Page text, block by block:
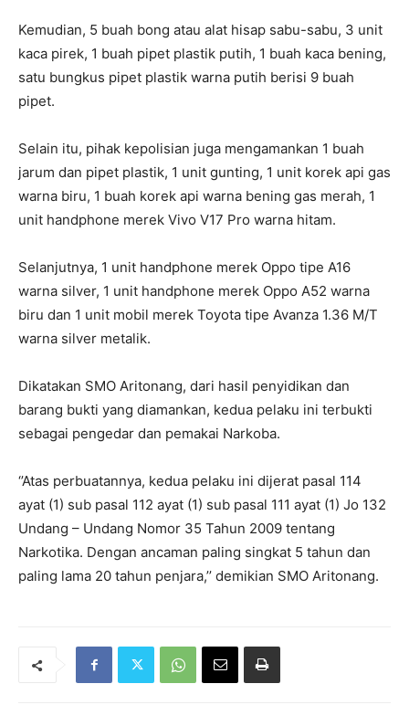
Kemudian, 5 buah bong atau alat hisap sabu-sabu, 3 unit
kaca pirek, 1 buah pipet plastik putih, 1 buah kaca bening,
satu bungkus pipet plastik warna putih berisi 9 buah
pipet.
Selain itu, pihak kepolisian juga mengamankan 1 buah
jarum dan pipet plastik, 1 unit gunting, 1 unit korek api gas
warna biru, 1 buah korek api warna bening gas merah, 1
unit handphone merek Vivo V17 Pro warna hitam.
Selanjutnya, 1 unit handphone merek Oppo tipe A16
warna silver, 1 unit handphone merek Oppo A52 warna
biru dan 1 unit mobil merek Toyota tipe Avanza 1.36 M/T
warna silver metalik.
Dikatakan SMO Aritonang, dari hasil penyidikan dan
barang bukti yang diamankan, kedua pelaku ini terbukti
sebagai pengedar dan pemakai Narkoba.
‘’Atas perbuatannya, kedua pelaku ini dijerat pasal 114
ayat (1) sub pasal 112 ayat (1) sub pasal 111 ayat (1) Jo 132
Undang – Undang Nomor 35 Tahun 2009 tentang
Narkotika. Dengan ancaman paling singkat 5 tahun dan
paling lama 20 tahun penjara,’’ demikian SMO Aritonang.